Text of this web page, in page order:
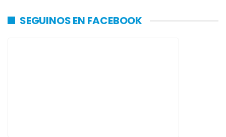
SEGUINOS EN FACEBOOK